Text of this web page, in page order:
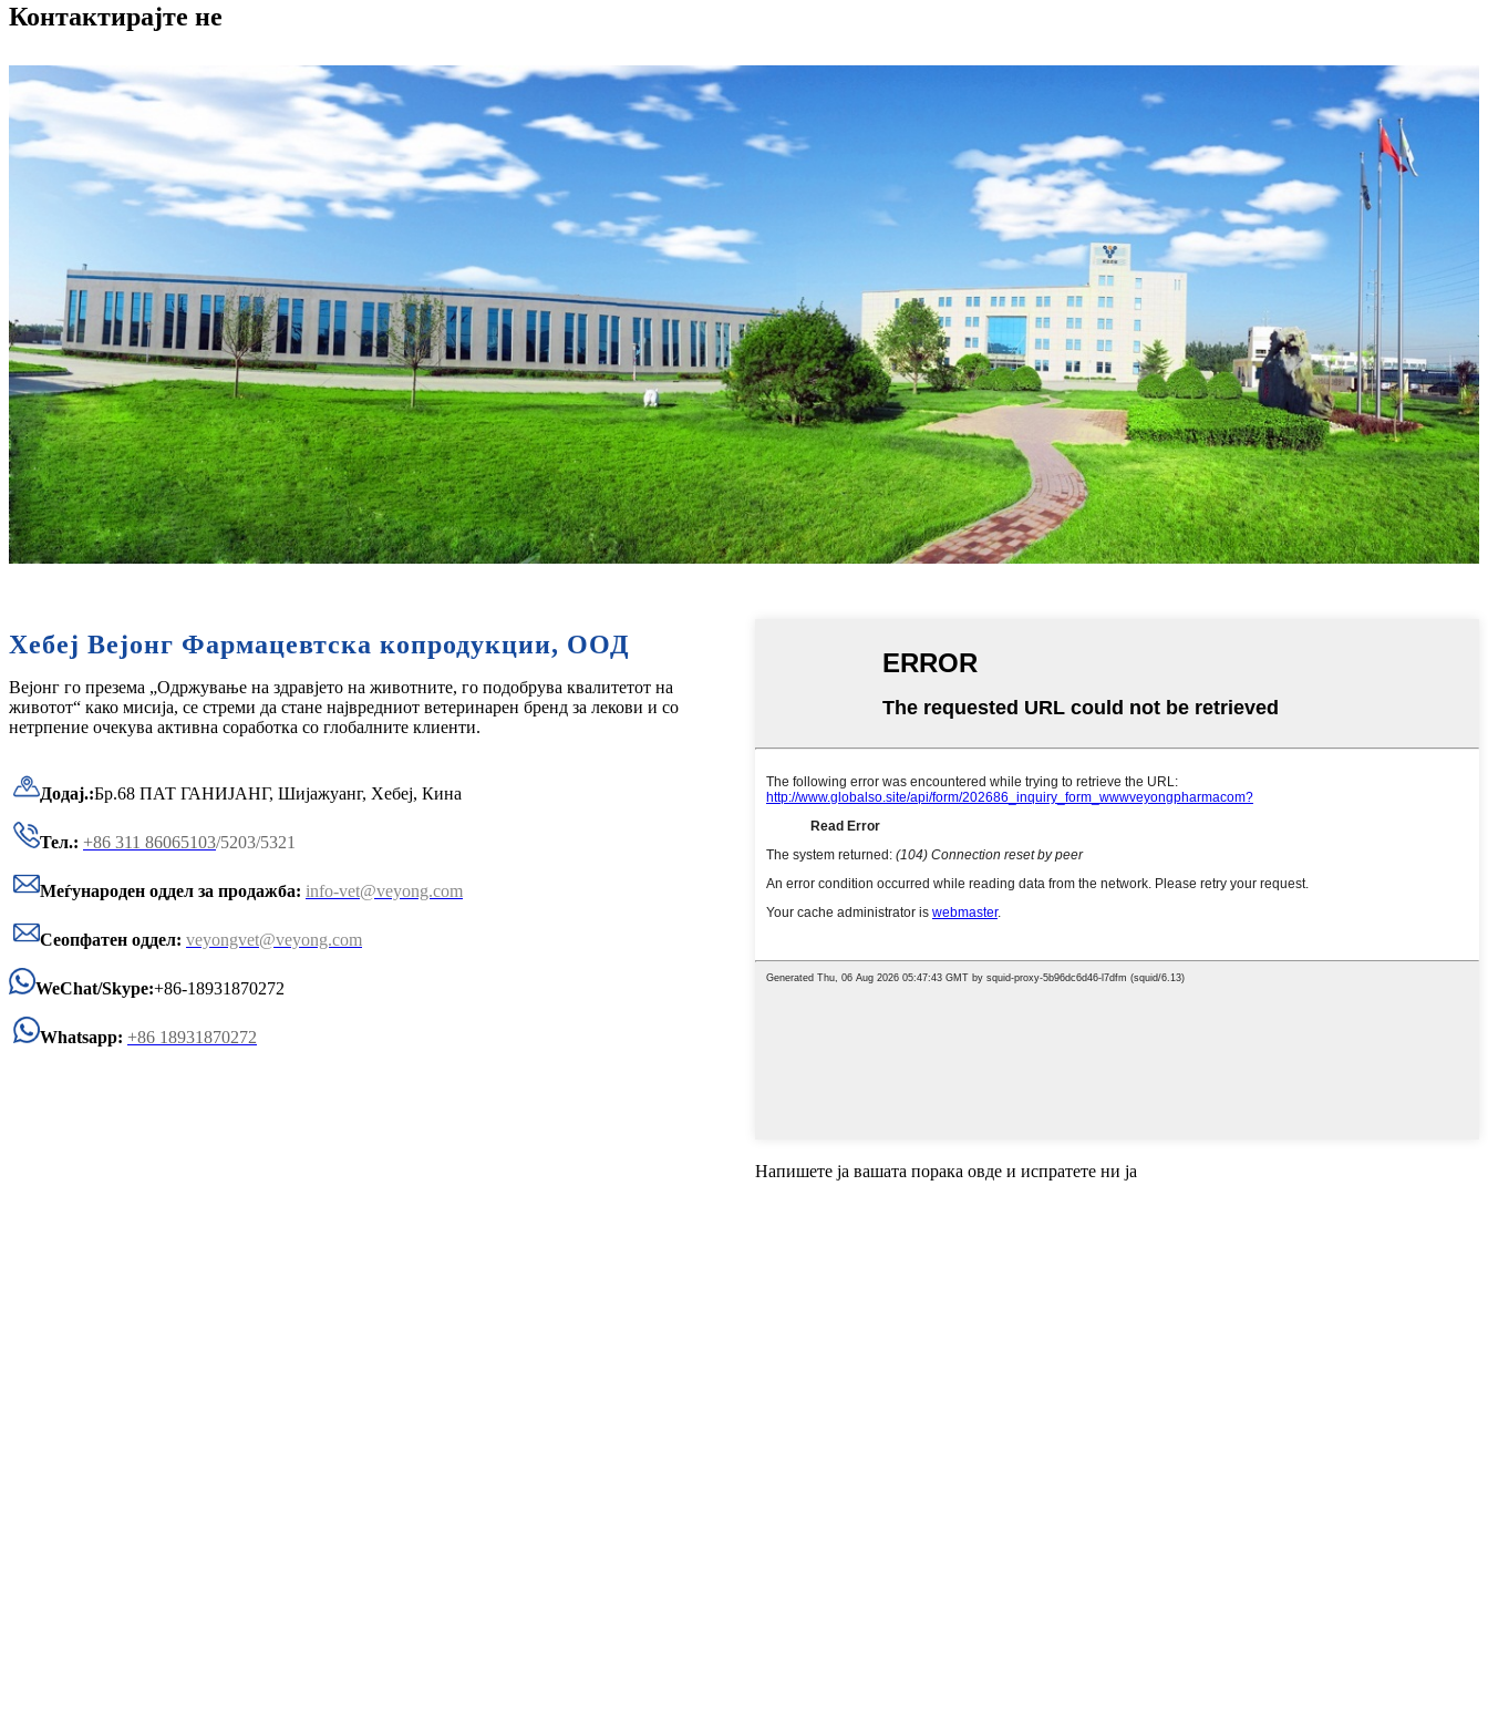
Контактирајте не
Хебеј Вејонг Фармацевтска копродукции, ООД
Вејонг го презема „Одржување на здравјето на животните, го подобрува квалитетот на
животот“ како мисија, се стреми да стане највредниот ветеринарен бренд за лекови и со
нетрпение очекува активна соработка со глобалните клиенти.
Додај.:Бр.68 ПАТ ГАНИЈАНГ, Шијажуанг, Хебеј, Кина
Тел.: +86 311 86065103/5203/5321
Меѓународен оддел за продажба: info-vet@veyong.com
Сеопфатен оддел: veyongvet@veyong.com
WeChat/Skype:+86-18931870272
Whatsapp: +86 18931870272
Напишете ја вашата порака овде и испратете ни ја